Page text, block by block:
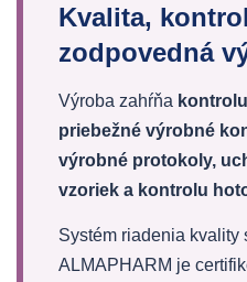
Kvalita,
zodpovedná
Výroba zahŕňa
priebežné výrobné
výrobné protokoly,
vzoriek a kontrolu
Systém riadenia kvality
ALMAPHARM je